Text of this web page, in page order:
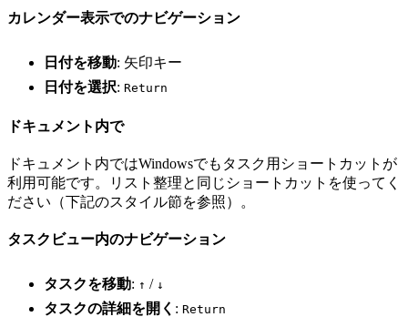
カレンダー表示でのナビゲーション
日付を移動: 矢印キー
日付を選択: Return
ドキュメント内で
ドキュメント内ではWindowsでもタスク用ショートカットが
利用可能です。リスト整理と同じショートカットを使ってく
ださい（下記のスタイル節を参照）。
タスクビュー内のナビゲーション
タスクを移動: ↑ / ↓
タスクの詳細を開く : Return